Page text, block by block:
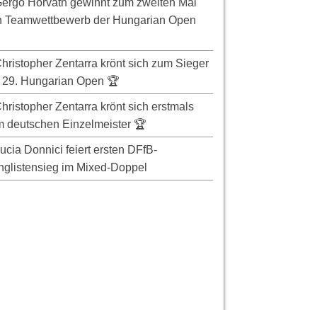
Horváth gewinnt zum zweiten Mal
Teamwettbewerb der Hungarian Open
Zentarra krönt sich zum Sieger
29. Hungarian Open 🏆
Zentarra krönt sich erstmals
deutschen Einzelmeister 🏆
Donnici feiert ersten DFfB-
im Mixed-Doppel